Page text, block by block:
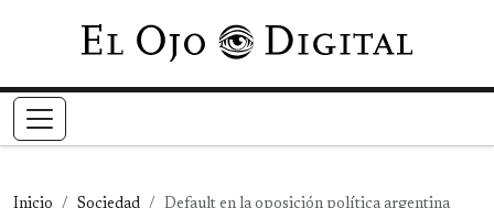
Pasar al contenido principal